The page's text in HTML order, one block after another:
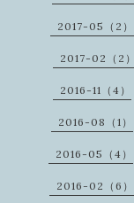
2017-05（2）
2017-02（2）
2016-11（4）
2016-08（1）
2016-05（4）
2016-02（6）